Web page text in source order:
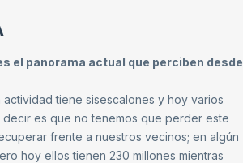
el panorama actual que perciben desde
tiene sisescalones y hoy varios
es que no tenemos que perder este
frente a nuestros vecinos; en algún
hoy ellos tienen 230 millones mientras